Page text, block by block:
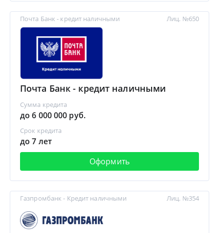
Почта Банк - кредит наличными
Почта Банк - кредит наличными
Сумма кредита
до 6 000 000 руб.
Срок кредита
до 7 лет
Оформить
Лиц. №650
Газпромбанк - Кредит наличными Лиц. №354